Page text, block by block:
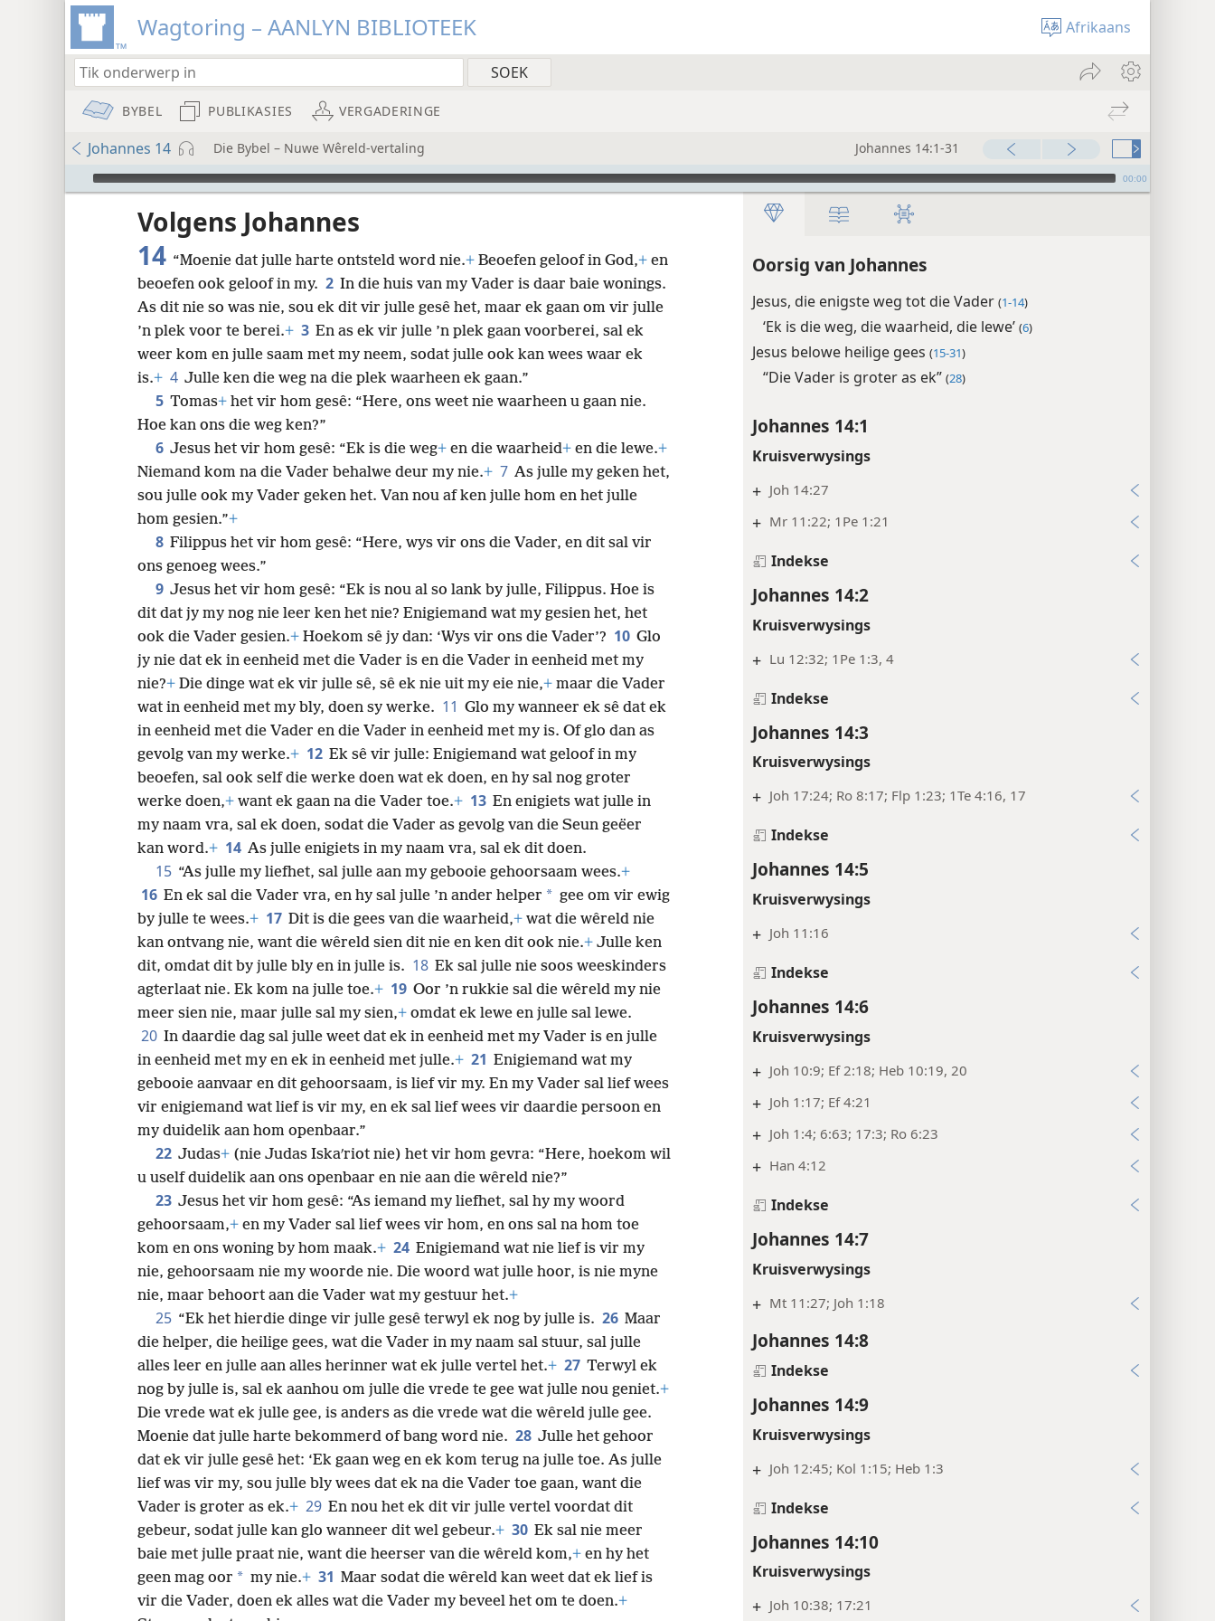
Wagtoring – AANLYN BIBLIOTEEK Afrikaans
BYBEL PUBLIKASIES VERGADERINGE
Johannes 14 Die Bybel – Nuwe Wêreld-vertaling Johannes 14:1-31
Audio Player 00:00
Oorsig van Johannes
Jesus, die enigste weg tot die Vader (1-14)
‘Ek is die weg, die waarheid, die lewe’ (6)
Jesus belowe heilige gees (15-31)
“Die Vader is groter as ek” (28)
Johannes 14:1
Kruisverwysings
+ Joh 14:27
+ Mr 11:22; 1Pe 1:21
Indekse
Johannes 14:2
Kruisverwysings
+ Lu 12:32; 1Pe 1:3, 4
Indekse
Johannes 14:3
Kruisverwysings
+ Joh 17:24; Ro 8:17; Flp 1:23; 1Te 4:16, 17
Indekse
Johannes 14:5
Kruisverwysings
+ Joh 11:16
Indekse
Johannes 14:6
Kruisverwysings
+ Joh 10:9; Ef 2:18; Heb 10:19, 20
+ Joh 1:17; Ef 4:21
+ Joh 1:4; 6:63; 17:3; Ro 6:23
+ Han 4:12
Indekse
Johannes 14:7
Kruisverwysings
+ Mt 11:27; Joh 1:18
Johannes 14:8
Indekse
Johannes 14:9
Kruisverwysings
+ Joh 12:45; Kol 1:15; Heb 1:3
Indekse
Johannes 14:10
Kruisverwysings
+ Joh 10:38; 17:21
Volgens Johannes
14 “Moenie dat julle harte ontsteld word nie.+ Beoefen geloof in God,+ en
beoefen ook geloof in my. 2 In die huis van my Vader is daar baie wonings.
As dit nie so was nie, sou ek dit vir julle gesê het, maar ek gaan om vir julle
’n plek voor te berei.+ 3 En as ek vir julle ’n plek gaan voorberei, sal ek
weer kom en julle saam met my neem, sodat julle ook kan wees waar ek
is.+ 4 Julle ken die weg na die plek waarheen ek gaan.”
5 Tomas+ het vir hom gesê: “Here, ons weet nie waarheen u gaan nie.
Hoe kan ons die weg ken?”
6 Jesus het vir hom gesê: “Ek is die weg+ en die waarheid+ en die lewe.+
Niemand kom na die Vader behalwe deur my nie.+ 7 As julle my geken het,
sou julle ook my Vader geken het. Van nou af ken julle hom en het julle
hom gesien.”+
8 Filippus het vir hom gesê: “Here, wys vir ons die Vader, en dit sal vir
ons genoeg wees.”
9 Jesus het vir hom gesê: “Ek is nou al so lank by julle, Filippus. Hoe is
dit dat jy my nog nie leer ken het nie? Enigiemand wat my gesien het, het
ook die Vader gesien.+ Hoekom sê jy dan: ‘Wys vir ons die Vader’? 10 Glo
jy nie dat ek in eenheid met die Vader is en die Vader in eenheid met my
nie?+ Die dinge wat ek vir julle sê, sê ek nie uit my eie nie,+ maar die Vader
wat in eenheid met my bly, doen sy werke. 11 Glo my wanneer ek sê dat ek
in eenheid met die Vader en die Vader in eenheid met my is. Of glo dan as
gevolg van my werke.+ 12 Ek sê vir julle: Enigiemand wat geloof in my
beoefen, sal ook self die werke doen wat ek doen, en hy sal nog groter
werke doen,+ want ek gaan na die Vader toe.+ 13 En enigiets wat julle in
my naam vra, sal ek doen, sodat die Vader as gevolg van die Seun geëer
kan word.+ 14 As julle enigiets in my naam vra, sal ek dit doen.
15 “As julle my liefhet, sal julle aan my gebooie gehoorsaam wees.+
16 En ek sal die Vader vra, en hy sal julle ’n ander helper * gee om vir ewig
by julle te wees.+ 17 Dit is die gees van die waarheid,+ wat die wêreld nie
kan ontvang nie, want die wêreld sien dit nie en ken dit ook nie.+ Julle ken
dit, omdat dit by julle bly en in julle is. 18 Ek sal julle nie soos weeskinders
agterlaat nie. Ek kom na julle toe.+ 19 Oor ’n rukkie sal die wêreld my nie
meer sien nie, maar julle sal my sien,+ omdat ek lewe en julle sal lewe.
20 In daardie dag sal julle weet dat ek in eenheid met my Vader is en julle
in eenheid met my en ek in eenheid met julle.+ 21 Enigiemand wat my
gebooie aanvaar en dit gehoorsaam, is lief vir my. En my Vader sal lief wees
vir enigiemand wat lief is vir my, en ek sal lief wees vir daardie persoon en
my duidelik aan hom openbaar.”
22 Judas+ (nie Judas Iskaʹriot nie) het vir hom gevra: “Here, hoekom wil
u uself duidelik aan ons openbaar en nie aan die wêreld nie?”
23 Jesus het vir hom gesê: “As iemand my liefhet, sal hy my woord
gehoorsaam,+ en my Vader sal lief wees vir hom, en ons sal na hom toe
kom en ons woning by hom maak.+ 24 Enigiemand wat nie lief is vir my
nie, gehoorsaam nie my woorde nie. Die woord wat julle hoor, is nie myne
nie, maar behoort aan die Vader wat my gestuur het.+
25 “Ek het hierdie dinge vir julle gesê terwyl ek nog by julle is. 26 Maar
die helper, die heilige gees, wat die Vader in my naam sal stuur, sal julle
alles leer en julle aan alles herinner wat ek julle vertel het.+ 27 Terwyl ek
nog by julle is, sal ek aanhou om julle die vrede te gee wat julle nou geniet.+
Die vrede wat ek julle gee, is anders as die vrede wat die wêreld julle gee.
Moenie dat julle harte bekommerd of bang word nie. 28 Julle het gehoor
dat ek vir julle gesê het: ‘Ek gaan weg en ek kom terug na julle toe. As julle
lief was vir my, sou julle bly wees dat ek na die Vader toe gaan, want die
Vader is groter as ek.+ 29 En nou het ek dit vir julle vertel voordat dit
gebeur, sodat julle kan glo wanneer dit wel gebeur.+ 30 Ek sal nie meer
baie met julle praat nie, want die heerser van die wêreld kom,+ en hy het
geen mag oor * my nie.+ 31 Maar sodat die wêreld kan weet dat ek lief is
vir die Vader, doen ek alles wat die Vader my beveel het om te doen.+